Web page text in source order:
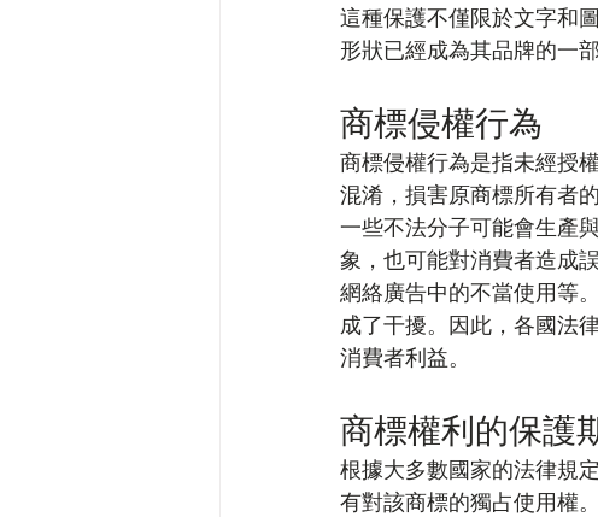
這種保護不僅限於文字和
形狀已經成為其品牌的一
商標侵權行為
商標侵權行為是指未經授
混淆，損害原商標所有者
一些不法分子可能會生產
象，也可能對消費者造成
網絡廣告中的不當使用等
成了干擾。因此，各國法
消費者利益。
商標權利的保護
根據大多數國家的法律規
有對該商標的獨占使用權